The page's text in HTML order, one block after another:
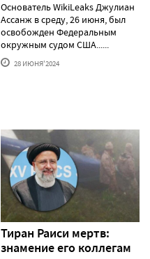
Основатель WikiLeaks Джулиан
Ассанж в среду, 26 июня, был
освобожден Федеральным
окружным судом США......
28 ИЮНЯ'2024
Тиран Раиси мертв:
знамение его коллегам